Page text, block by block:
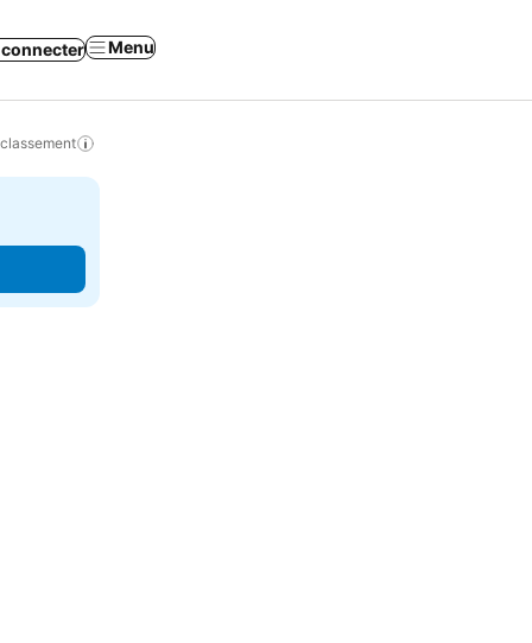
connecter Menu